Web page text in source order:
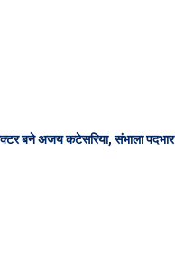
बने अजय कटेसरिया, संभाला पदभार